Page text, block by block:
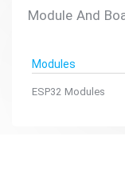
Module And
Modules
ESP32 Modules